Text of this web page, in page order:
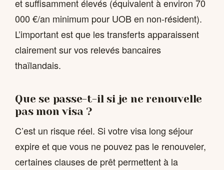
et suffisamment élevés (équivalent à environ 70
000 €/an minimum pour UOB en non-résident).
L’important est que les transferts apparaissent
clairement sur vos relevés bancaires
thaïlandais.
Que se passe-t-il si je ne renouvelle
pas mon visa ?
C’est un risque réel. Si votre visa long séjour
expire et que vous ne pouvez pas le renouveler,
certaines clauses de prêt permettent à la